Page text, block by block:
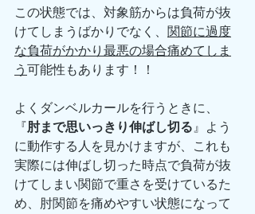
この状態では、対象筋からは負荷が抜
けてしまうばかりでなく、 関節に過度
な負荷がかかり最悪の場合痛めてしま
う可能性もあります！！
よくダンベルカールを行うときに、
『肘まで思いっきり伸ばし切る』よう
に動作する人を見かけますが、これも
実際には伸ばし切った時点で負荷が抜
けてしまい関節で重さを受けているた
め、肘関節を痛めやすい状態になって